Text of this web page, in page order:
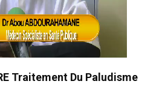
Traitement Du Paludisme